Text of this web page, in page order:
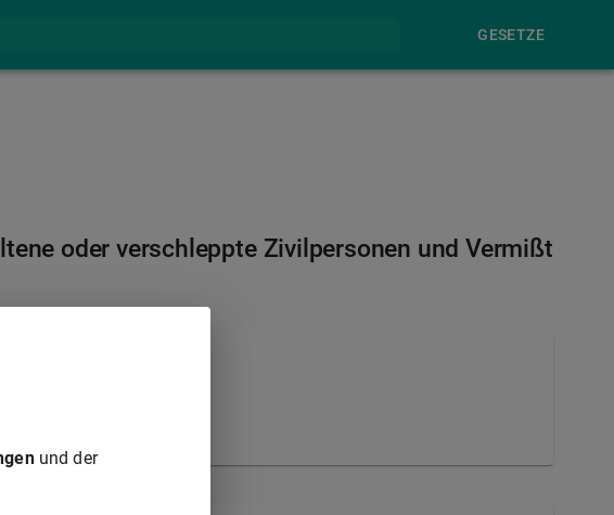
GESETZE
oder verschleppte Zivilpersonen und Vermißt
und der